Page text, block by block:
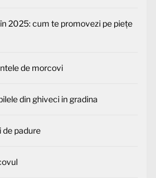
2025: cum te promovezi pe piețe
de morcovi
din ghiveci in gradina
de padure